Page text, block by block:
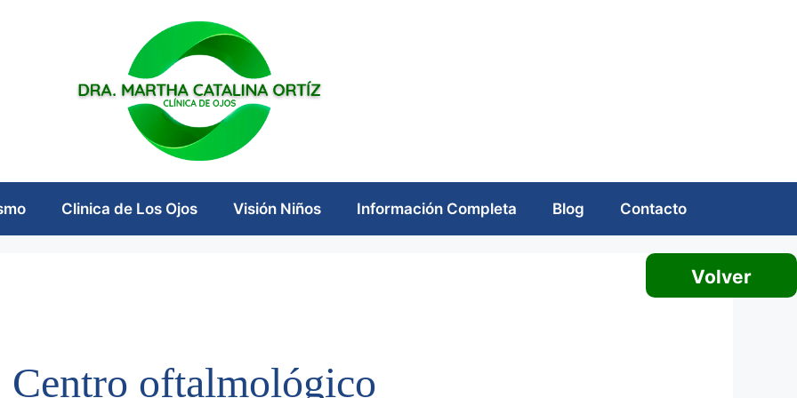
Clinica de Los Ojos Visión Niños Información Completa Blog Contacto
Centro oftalmológico
Volver